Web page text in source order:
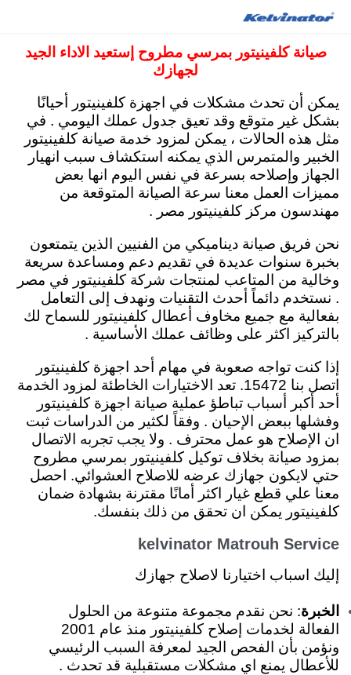
صيانة كلفينيتور بمرسي مطروح إستعيد الاداء الجيد
لجهازك
يمكن أن تحدث مشكلات في اجهزة كلفينيتور أحيانًا
بشكل غير متوقع وقد تعيق جدول عملك اليومي . في
مثل هذه الحالات ، يمكن لمزود خدمة صيانة كلفينيتور
الخبير والمتمرس الذي يمكنه استكشاف سبب انهيار
الجهاز وإصلاحه بسرعة في نفس اليوم انها بعض
مميزات العمل معنا سرعة الصيانة المتوقعة من
مهندسون مركز كلفينيتور مصر .
نحن فريق صيانة ديناميكي من الفنيين الذين يتمتعون
بخبرة سنوات عديدة في تقديم دعم ومساعدة سريعة
وخالية من المتاعب لمنتجات شركة كلفينيتور في مصر
. نستخدم دائماً أحدث التقنيات ونهدف إلى التعامل
بفعالية مع جميع مخاوف أعطال كلفينيتور للسماح لك
بالتركيز اكثر على وظائف عملك الأساسية .
إذا كنت تواجه صعوبة في مهام أحد اجهزة كلفينيتور
اتصل بنا 15472. تعد الاختيارات الخاطئة لمزود الخدمة
أحد أكبر أسباب تباطؤ عملية صيانة اجهزة كلفينيتور
وفشلها ببعض الإحيان . وفقاً لكثير من الدراسات ثبت
ان الإصلاح هو عمل محترف . ولا يجب تجربه الاتصال
بمزود صيانة بخلاف توكيل كلفينيتور بمرسي مطروح
حتي لايكون جهازك عرضه للاصلاح العشوائي. احصل
معنا علي قطع غيار اكثر أمانًا مقترنة بشهادة ضمان
كلفينيتور يمكن ان تحقق من ذلك بنفسك.
kelvinator Matrouh Service
إليك اسباب اختيارنا لاصلاح جهازك
الخبرة: نحن نقدم مجموعة متنوعة من الحلول
الفعالة لخدمات إصلاح كلفينيتور منذ عام 2001
ونؤمن بأن الفحص الجيد لمعرفة السبب الرئيسي
للأعطال يمنع اي مشكلات مستقبلية قد تحدث .
اصلاح فريزر غسالات اطباق مجفف ملابس